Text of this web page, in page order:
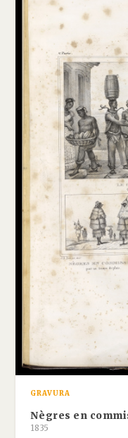
GRAVURA
Nègres en
1835